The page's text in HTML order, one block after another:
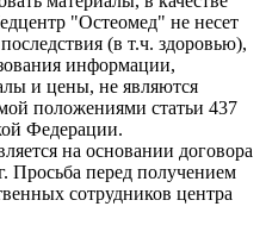
"Остеомед" не несет
(в т.ч. здоровью),
информации,
и цены, не являются
положениями статьи 437
Федерации.
на основании договора
Просьба перед получением
сотрудников центра